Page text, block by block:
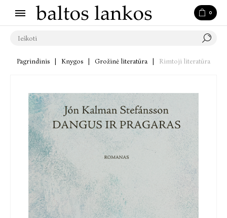
0
Pagrindinis Knygos Grožinė literatūra Rimtoji literatūra